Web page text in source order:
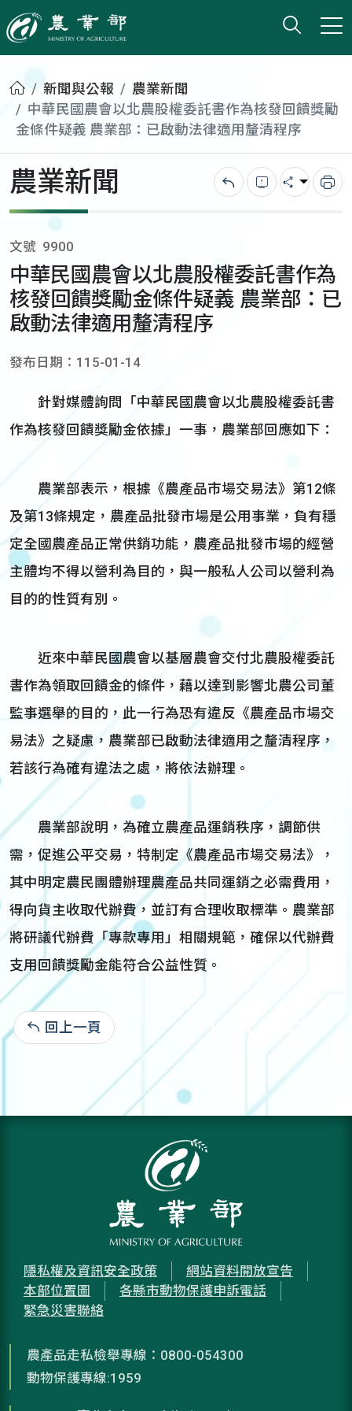
農業部
打開
小版
首頁新聞與公報
農業新聞
中華民國農會以北農股權委託書作為核發回饋獎勵
金條件疑義 農業部：已啟動法律適用釐清程序
農業新聞 回上一頁錯誤回報
分享 列
文號 9900
中華民國農會以北農股權委託書作為
核發回饋獎勵金條件疑義 農業部：已
啟動法律適用釐清程序
發布日期：115-01-14
針對媒體詢問「中華民國農會以北農股權委託書
作為核發回饋獎勵金依據」一事，農業部回應如下：
農業部表示，根據《農產品市場交易法》第12條
及第13條規定，農產品批發市場是公用事業，負有穩
定全國農產品正常供銷功能，農產品批發市場的經營
主體均不得以營利為目的，與一般私人公司以營利為
目的的性質有別。
近來中華民國農會以基層農會交付北農股權委託
書作為領取回饋金的條件，藉以達到影響北農公司董
監事選舉的目的，此一行為恐有違反《農產品市場交
易法》之疑慮，農業部已啟動法律適用之釐清程序，
若該行為確有違法之處，將依法辦理。
農業部說明，為確立農產品運銷秩序，調節供
需，促進公平交易，特制定《農產品市場交易法》，
其中明定農民團體辦理農產品共同運銷之必需費用，
得向貨主收取代辦費，並訂有合理收取標準。農業部
將研議代辦費「專款專用」相關規範，確保以代辦費
支用回饋獎勵金能符合公益性質。
回上一頁
隱私權及資訊安全政策
網站資料開放宣告
本部位置圖
各縣市動物保護申訴電話
緊急災害聯絡
農產品走私檢舉專線：0800-054300
動物保護專線:1959